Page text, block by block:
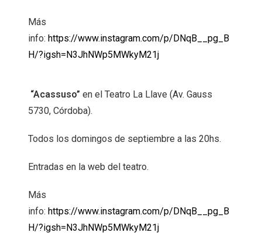
Más
info: https://www.instagram.com/p/DNqB__pg_B
H/?igsh=N3JhNWp5MWkyM21j
“Acassuso” en el Teatro La Llave (Av. Gauss
5730, Córdoba).
Todos los domingos de septiembre a las 20hs.
Entradas en la web del teatro.
Más
info: https://www.instagram.com/p/DNqB__pg_B
H/?igsh=N3JhNWp5MWkyM21j